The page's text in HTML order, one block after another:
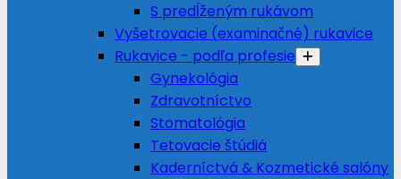
S predĺženým rukávom
Vyšetrovacie (examinačné) rukavice
Rukavice - podľa profesie
Gynekológia
Zdravotníctvo
Stomatológia
Tetovacie štúdiá
Kaderníctvá & Kozmetické salóny